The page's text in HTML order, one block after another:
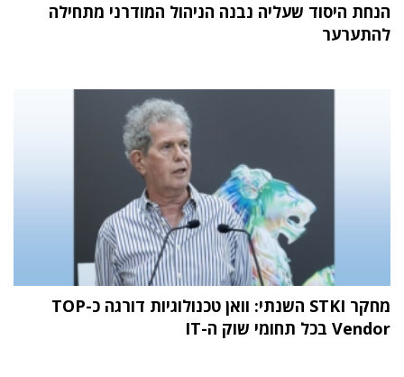
הנחת היסוד שעליה נבנה הניהול המודרני מתחילה
להתערער
מחקר STKI השנתי: וואן טכנולוגיות דורגה כ-TOP
Vendor בכל תחומי שוק ה-IT